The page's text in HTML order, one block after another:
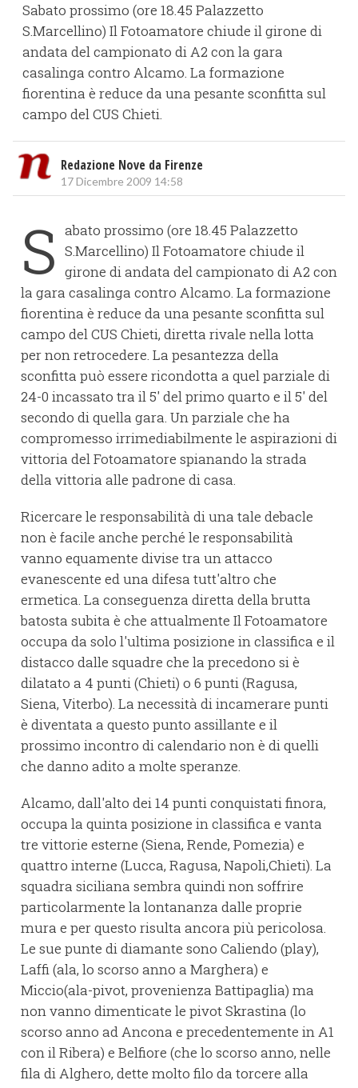
Sabato prossimo (ore 18.45 Palazzetto
S.Marcellino) Il Fotoamatore chiude il girone di
andata del campionato di A2 con la gara
casalinga contro Alcamo. La formazione
fiorentina è reduce da una pesante sconfitta sul
campo del CUS Chieti.
Redazione Nove da Firenze
17 Dicembre 2009 14:58
S abato prossimo (ore 18.45 Palazzetto
S.Marcellino) Il Fotoamatore chiude il
girone di andata del campionato di A2 con
la gara casalinga contro Alcamo. La formazione
fiorentina è reduce da una pesante sconfitta sul
campo del CUS Chieti, diretta rivale nella lotta
per non retrocedere. La pesantezza della
sconfitta può essere ricondotta a quel parziale di
24-0 incassato tra il 5' del primo quarto e il 5' del
secondo di quella gara. Un parziale che ha
compromesso irrimediabilmente le aspirazioni di
vittoria del Fotoamatore spianando la strada
della vittoria alle padrone di casa.
Ricercare le responsabilità di una tale debacle
non è facile anche perché le responsabilità
vanno equamente divise tra un attacco
evanescente ed una difesa tutt'altro che
ermetica. La conseguenza diretta della brutta
batosta subita è che attualmente Il Fotoamatore
occupa da solo l'ultima posizione in classifica e il
distacco dalle squadre che la precedono si è
dilatato a 4 punti (Chieti) o 6 punti (Ragusa,
Siena, Viterbo). La necessità di incamerare punti
è diventata a questo punto assillante e il
prossimo incontro di calendario non è di quelli
che danno adito a molte speranze.
Alcamo, dall'alto dei 14 punti conquistati finora,
occupa la quinta posizione in classifica e vanta
tre vittorie esterne (Siena, Rende, Pomezia) e
quattro interne (Lucca, Ragusa, Napoli,Chieti). La
squadra siciliana sembra quindi non soffrire
particolarmente la lontananza dalle proprie
mura e per questo risulta ancora più pericolosa.
Le sue punte di diamante sono Caliendo (play),
Laffi (ala, lo scorso anno a Marghera) e
Miccio(ala-pivot, provenienza Battipaglia) ma
non vanno dimenticate le pivot Skrastina (lo
scorso anno ad Ancona e precedentemente in A1
con il Ribera) e Belfiore (che lo scorso anno, nelle
fila di Alghero, dette molto filo da torcere alla